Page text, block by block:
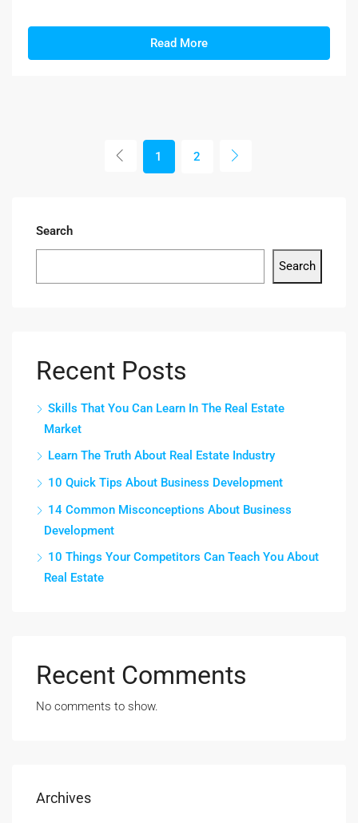
Read More
1 2
Search
Search
Recent Posts
Skills That You Can Learn In The Real Estate
Market
Learn The Truth About Real Estate Industry
10 Quick Tips About Business Development
14 Common Misconceptions About Business
Development
10 Things Your Competitors Can Teach You About
Real Estate
Recent Comments
No comments to show.
Archives